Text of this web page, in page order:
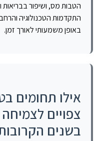
הטבות מס, ושיפור בבריאות
התקדמות הטכנולוגיה
באופן משמעותי לאורך זמן.
אילו תחומים
צפויים
בשנים